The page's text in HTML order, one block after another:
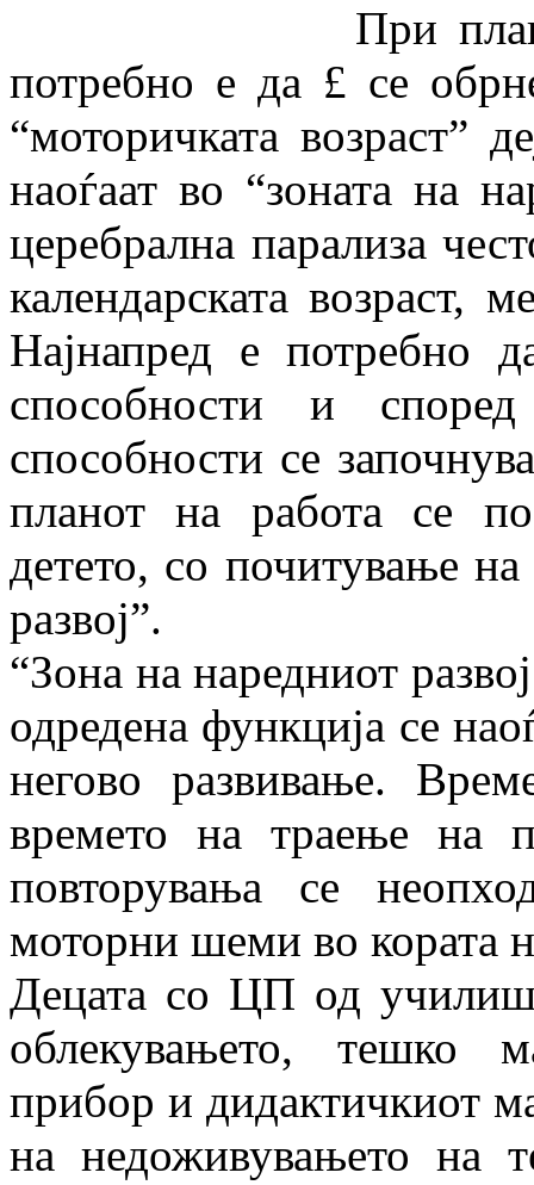
При
потребно е да £ се
“моторичката возраст”
наоѓаат во “зоната на
церебрална парализа
календарската возраст,
Најнапред е потребно
способности и според
способности се
планот на работа се
детето, со почитување
развој”.
“Зона на наредниот
одредена функција се
негово развивање.
времето на траење на
повторувања се
моторни шеми во кората
Децата со ЦП од
облекувањето, тешко
прибор и дидактичкиот
на недоживувањето на